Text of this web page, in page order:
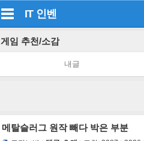
IT 인벤
게임 추천/소감
내글
메탈슬러그 원작 빼다 박은 부분